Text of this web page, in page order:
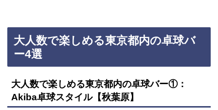
大人数で楽しめる東京都内の卓球バ
ー4選
大人数で楽しめる東京都内の卓球バー①：
Akiba卓球スタイル【秋葉原】